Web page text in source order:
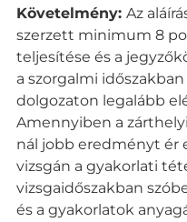
Követelmény: Az
szerzett minimum 8
teljesítése és a
a szorgalmi
dolgozaton legalább
Amennyiben a
nál jobb eredményt ér
vizsgán a gyakorlati
vizsgaidőszakban
és a gyakorlatok